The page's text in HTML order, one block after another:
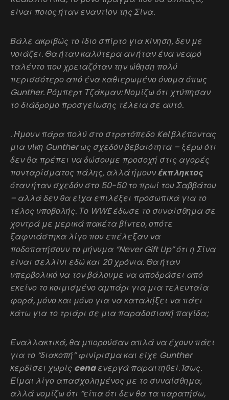
είναι ποιος ήταν εναντίον της Σίνα.
Βάλε ακριβώς το ίδιο σπίρτο για κίνηση, δεν με
νοιάζει. Θα ήταν καλύτερα αν ήταν ένα νεαρό
ταλέντο που χρειαζόταν την ώθηση πολύ
περισσότερο από ένα καθιερωμένο όνομα όπως
Gunther. Ρόμπερτ Τζάκμαν: Νομίζω ότι χτύπησαν
το διάδρομο προσγείωσης τέλεια σε αυτό.
. Ήμουν πάρα πολύ στο στρατόπεδο Kel βλέποντας
μια νίκη Gunther ως σχεδόν βεβαιότητα – ξέρω ότι
δεν θα πρέπει να δώσουμε προσοχή στις αγορές
πονταρίσματος πάλης, αλλά ήμουνέκπληκτος
όταν ήταν σχεδόν στο 50-50 το πρωί του Σαββάτου
– αλλά δεν θα είχα επιλέξει προσωπικά για το
τέλος υποβολής. Το WWE έδωσε το συναίσθημα σε
χοντρά με μερικά πακέτα βίντεο, οπότε
ξαφνιάστηκα λίγο που επέλεξαν να
ποδοπατήσουν το μήνυμα “Never Gift Up” ότι η Σίνα
είναι σελλίνι εδώ και 20 χρόνια. Θα ήταν
υπερβολικό να τον βάλουμε να αποδράσει από
εκείνο το κοιμισμένο αμπάρι για μια τελευταία
φορά, μόνο και μόνο για να καταλήξει να πάει
κάτω για το τριάρι σε μια παραδοσιακή παγίδα;
Εναλλακτικά, θα μπορούσαν απλά να έχουν πάει
για το “διακοπή” φινίρισμα και είχε Gunther
κερδίσει χωρίς cenaενεργά παραιτηθεί. Ίσως.
Είμαι λίγο απασχολημένος με το συναίσθημα,
αλλά νομίζω ότι “είπα ότι δεν θα τα παρατήσω,